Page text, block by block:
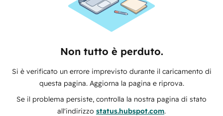
Non tutto è perduto.
Si è verificato un errore imprevisto durante il caricamento di
questa pagina. Aggiorna la pagina e riprova.
Se il problema persiste, controlla la nostra pagina di stato
all'indirizzo status.hubspot.com.